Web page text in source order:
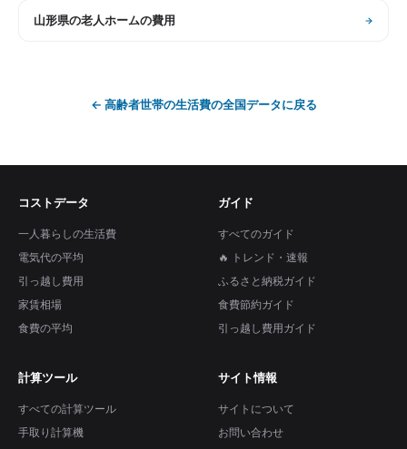
山形県の老人ホームの費用
← 高齢者世帯の生活費の全国データに戻る
コストデータ
一人暮らしの生活費
電気代の平均
引っ越し費用
家賃相場
食費の平均
ガイド
すべてのガイド
🔥 トレンド・速報
ふるさと納税ガイド
食費節約ガイド
引っ越し費用ガイド
計算ツール
すべての計算ツール
手取り計算機
サイト情報
サイトについて
お問い合わせ